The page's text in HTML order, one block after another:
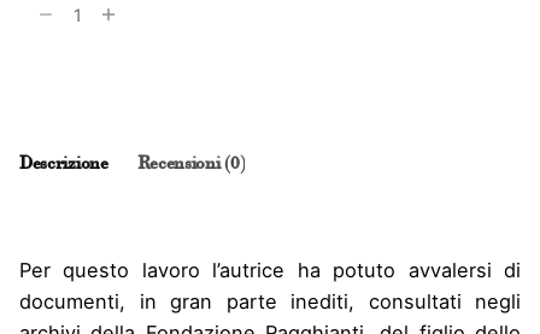
mondo.
la
divulgazione
Descrizione Recensioni (0)
Per questo lavoro l’autrice ha potuto avvalersi di
documenti, in gran parte inediti, consultati negli